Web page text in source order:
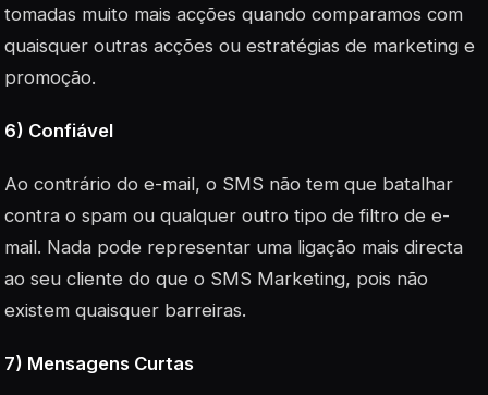
tomadas muito mais acções quando comparamos com
quaisquer outras acções ou estratégias de marketing e
promoção.
6) Confiável
Ao contrário do e-mail, o SMS não tem que batalhar
contra o spam ou qualquer outro tipo de filtro de e-
mail. Nada pode representar uma ligação mais directa
ao seu cliente do que o SMS Marketing, pois não
existem quaisquer barreiras.
7) Mensagens Curtas